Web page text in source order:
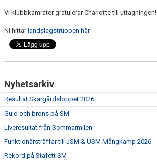
FAQ
ANTIDOPING
Vi klubbkamrater gratulerar Charlotte till uttagningen!
Ni hittar landslagstruppen här
Nyhetsarkiv
Resultat Skärgårdsloppet 2026
Guld och brons på SM
Liveresultat från Sommarmilen
Funktionärsträffar till JSM & USM Mångkamp 2026
Rekord på Stafett SM